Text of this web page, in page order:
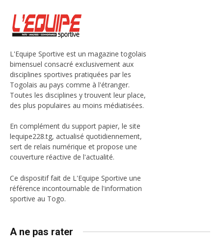
L'Equipe Sportive est un magazine togolais
bimensuel consacré exclusivement aux
disciplines sportives pratiquées par les
Togolais au pays comme à l'étranger.
Toutes les disciplines y trouvent leur place,
des plus populaires au moins médiatisées.
En complément du support papier, le site
lequipe228.tg, actualisé quotidiennement,
sert de relais numérique et propose une
couverture réactive de l'actualité.
Ce dispositif fait de L'Equipe Sportive une
référence incontournable de l'information
sportive au Togo.
A ne pas rater